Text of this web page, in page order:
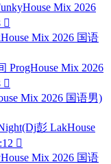
Mix 2026

Mix 2026 国语
ProgHouse Mix 2026

Mix 2026 国语男)
彭 LakHouse

Mix 2026 国语